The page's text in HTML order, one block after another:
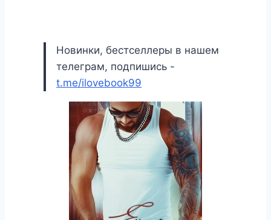
Новинки, бестселлеры в нашем
телеграм, подпишись -
t.me/ilovebook99